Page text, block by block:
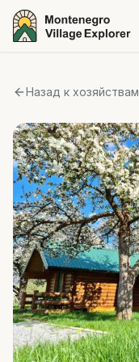
Назад к хозяйствам